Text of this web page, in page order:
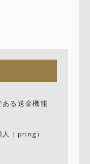
る送金機能
：pring）